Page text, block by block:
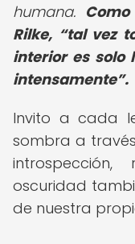
humana.
Rilke,
tal vez
interior es solo
intensamente .
Invito a cada
sombra a
oscuridad
de nuestra